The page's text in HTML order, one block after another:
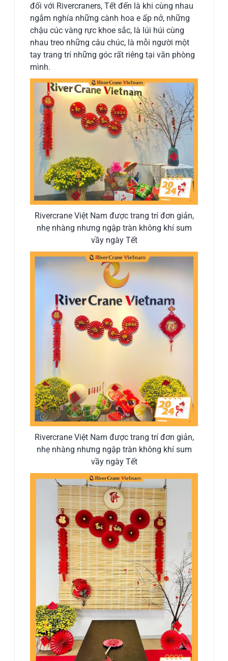
đối với Rivercraners, Tết đến là khi cùng nhau
ngắm nghía những cành hoa e ấp nở, những
chậu cúc vàng rực khoe sắc, là lúi húi cùng
nhau treo những câu chúc, là mỗi người một
tay trang trí những góc rất riêng tại văn phòng
mình.
Rivercrane Việt Nam được trang trí đơn giản,
nhẹ nhàng nhưng ngập tràn không khí sum
vầy ngày Tết
Rivercrane Việt Nam được trang trí đơn giản,
nhẹ nhàng nhưng ngập tràn không khí sum
vầy ngày Tết